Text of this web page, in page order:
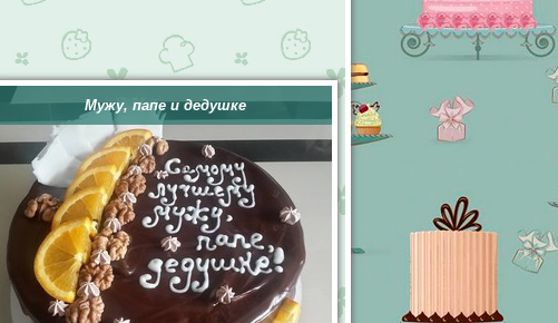
Мужу, папе и дедушке